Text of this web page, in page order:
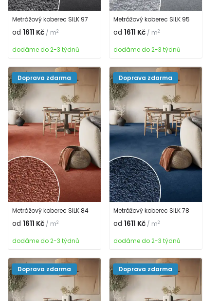
Metrážový koberec SILK 97
od 1611 Kč / m2
dodáme do 2-3 týdnů
Metrážový koberec SILK 95
od 1611 Kč / m2
dodáme do 2-3 týdnů
Metrážový koberec SILK 84
od 1611 Kč / m2
dodáme do 2-3 týdnů
Doprava zdarma
Metrážový koberec SILK 78
od 1611 Kč / m2
dodáme do 2-3 týdnů
Doprava zdarma
Doprava zdarma Doprava zdarma